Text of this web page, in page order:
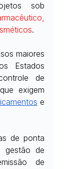
sob
.
maiores
Estados
de
que exigem
e
de ponta
gestão de
de